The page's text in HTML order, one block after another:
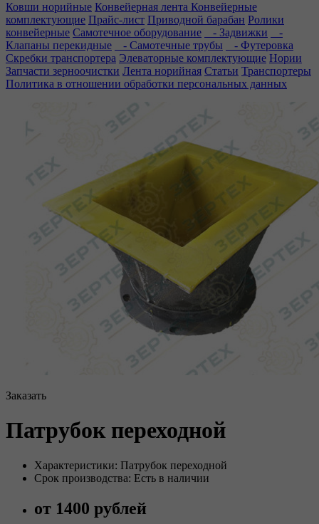
Ковши норийные Конвейерная лента Конвейерные
комплектующие Прайс-лист Приводной барабан Ролики
конвейерные Самотечное оборудование - Задвижки
-
Клапаны перекидные
- Самотечные трубы
- Футеровка
Скребки транспортера Элеваторные комплектующие Нории
Запчасти зерноочистки Лента норийная Статьи Транспортеры
Политика в отношении обработки персональных данных
Заказать
Патрубок переходной
Характеристики: Патрубок переходной
Срок производства: Есть в наличии
от 1400 рублей